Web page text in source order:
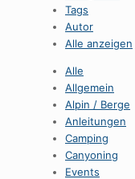
Tags
Autor
Alle anzeigen
Alle
Allgemein
Alpin / Berge
Anleitungen
Camping
Canyoning
Events